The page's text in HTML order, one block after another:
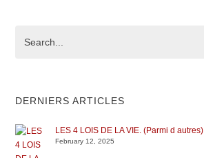
DERNIERS ARTICLES
LES 4 LOIS DE LA VIE. (Parmi d autres)
February 12, 2025